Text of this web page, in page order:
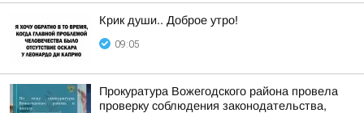
Крик души.. Доброе утро!
09:05
Прокуратура Вожегодского района провела
проверку соблюдения законодательства,